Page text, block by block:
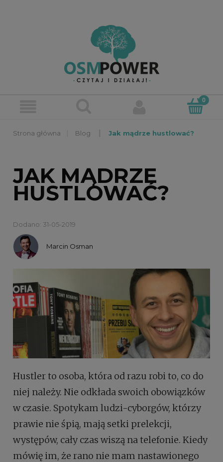
Blog Jak mądrze hustlować?
JAK MĄDRZE
HUSTLOWAĆ?
Dodano: 31-05-2019
Marcin Osman
Hustler to osoba, która od razu robi to, co do
niej należy. Nie odkłada swoich obowiązków
w czasie. Spotykam ludzi-cyborgów, którzy
prawie nie śpią, mają setki prelekcji,
występów, cały czas wiszą na telefonie. Kiedy
mówię im, że rano nie mam nastawionego